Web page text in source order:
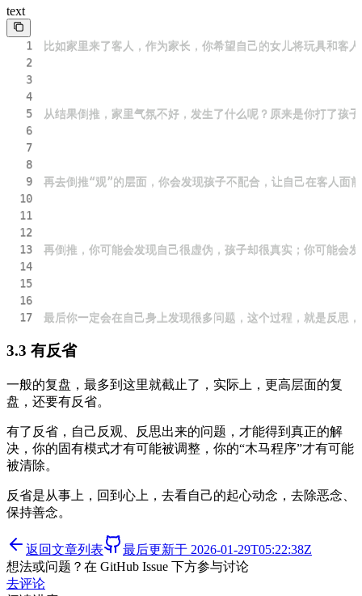
text
1
2
3
4
5
6
7
8
9
10
11
12
13
14
15
16
17
最后你一定会在自己身上发现很多问题，这个过程，就是反思
3.3 有反省
一般的复盘，最多到这里就截止了，实际上，更高层面的复
盘，还要有反省。
有了反省，自己反观、反思出来的问题，才能得到真正的解
决，你的固有模式才有可能被调整，你的“木马程序”才有可能
被清除。
反省是从事上，回到心上，去看自己的起心动念，去除恶念、
保持善念。
返回文章列表 最后更新于 2026-01-29T05:22:38Z
想法或问题？在 GitHub Issue 下方参与讨论
去评论